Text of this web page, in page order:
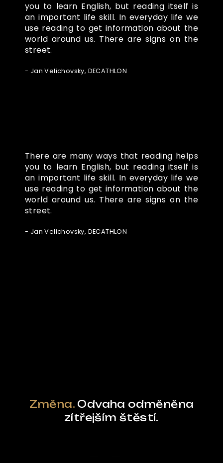
you to learn English, but reading itself is
an important life skill. In everyday life we
use reading to get information about the
world around us. There are signs on the
street.
- Jan Velichovsky, DECATHLON
There are many ways that reading helps
you to learn English, but reading itself is
an important life skill. In everyday life we
use reading to get information about the
world around us. There are signs on the
street.
- Jan Velichovsky, DECATHLON
Změna. Odvaha odměněna
zítřejším štěstí.